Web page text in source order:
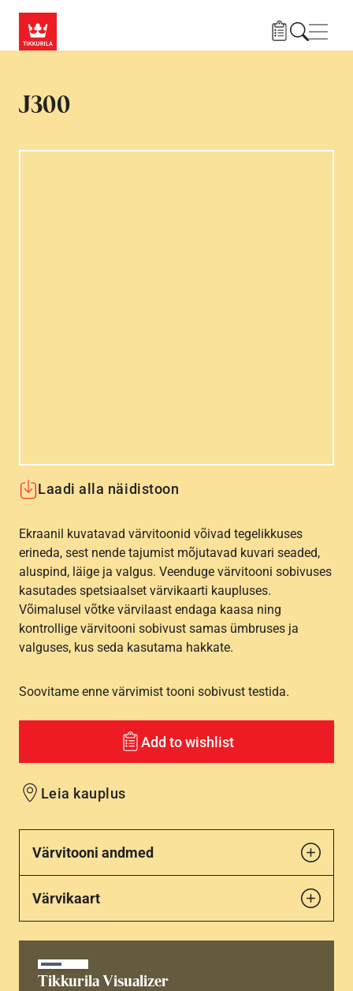
J300
Laadi alla näidistoon
Ekraanil kuvatavad värvitoonid võivad tegelikkuses
erineda, sest nende tajumist mõjutavad kuvari seaded,
aluspind, läige ja valgus. Veenduge värvitooni sobivuses
kasutades spetsiaalset värvikaarti kaupluses.
Võimalusel võtke värvilaast endaga kaasa ning
kontrollige värvitooni sobivust samas ümbruses ja
valguses, kus seda kasutama hakkate.
Soovitame enne värvimist tooni sobivust testida.
Add to wishlist
Leia kauplus
Värvitooni andmed
Värvikaart
Tikkurila Visualizer